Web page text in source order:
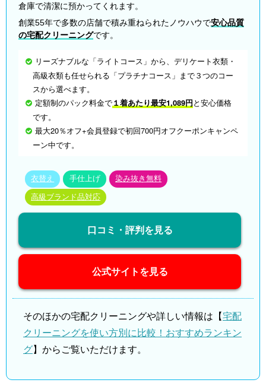
倉庫で清潔に預かってくれます。
創業55年で多数の店舗で積み重ねられたノウハウで安心品質
の宅配クリーニングです。
リーズナブルな「ライトコース」から、デリケート衣類・
高級衣類も任せられる「プラチナコース」まで３つのコー
スから選べます。
定額制のパック料金で１着あたり最安1,089円と安心価格
です。
最大20％オフ+会員登録で初回700円オフクーポンキャンペ
ーン中です。
衣替え 手仕上げ 染み抜き無料
高級ブランド品対応
口コミ・評判を見る
公式サイトを見る
そのほかの宅配クリーニングや詳しい情報は【宅配
クリーニングを使い方別に比較！おすすめランキン
グ】からご覧いただけます。